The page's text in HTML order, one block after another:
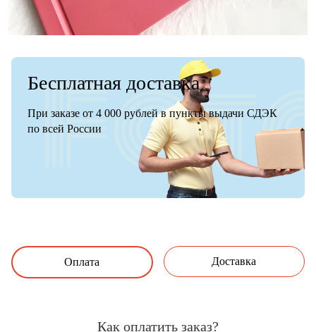
Бесплатная доставка
При заказе от 4 000 рублей в пункты выдачи СДЭК
по всей России
Оплата Доставка
Как оплатить заказ?